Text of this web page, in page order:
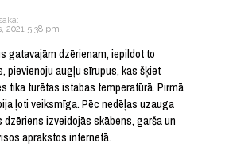
saka:
2021 5:38 pm
gatavajām dzērienam, iepildot to
pievienoju augļu sīrupus, kas šķiet
tika turētas istabas temperatūrā. Pirmā
ļoti veiksmīga. Pēc nedēļas uzauga
izveidojās skābens, garša un
aprakstos internetā.